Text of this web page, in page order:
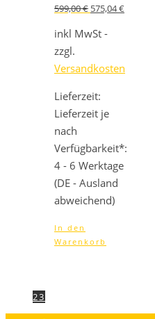
599,00€ Ursprünglicher
war:
575,04€Aktueller
inkl MwSt -
zzgl.
Versandkosten
Lieferzeit:
Lieferzeit je
nach
Verfügbarkeit*:
4 - 6 Werktage
(DE - Ausland
abweichend)
In den
Warenkorb
23